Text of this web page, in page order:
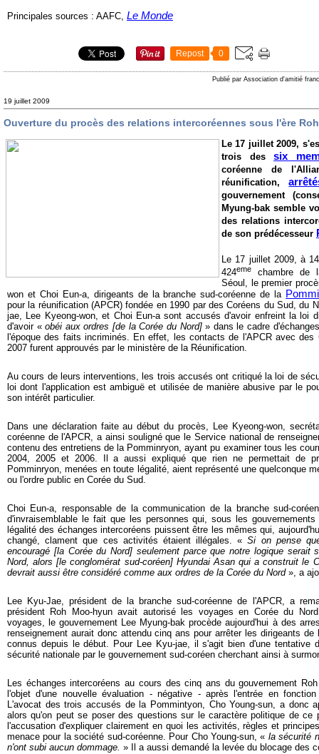
Principales sources : AAFC, Le Monde
Repost 0
Publié par Association d'amitié
19 juillet 2009
Ouverture du procès des relations intercoréennes sous l'ère
Le 17 juillet 2009,
trois dessix
coréenne de
réunification,
gouvernement
Myung-bak semble
des relations
de son prédécesseur
Le 17 juillet 2009, à
424eme
chambre de
Séoul, le premier
won et Choi Eun-a, dirigeants de la branche sud-coréenne de la
pour la réunification (APCR) fondée en 1990 par des Coréens du Sud, du
jae, Lee Kyeong-won, et Choi Eun-a sont accusés d'avoir enfreint la loi
d'avoir «obéi aux ordres [de la Corée du Nord]» dans le cadre
l'époque des faits incriminés. En effet, les contacts de l'APCR avec des
2007 furent approuvés par le ministère de la Réunification.
Au cours de leurs interventions, les trois accusés ont critiqué la loi de
loi dont l'application est ambiguë et utilisée de manière abusive par le
son intérêt particulier.
Dans une déclaration faite au début du procès, Lee Kyeong-won,
coréenne de l'APCR, a ainsi souligné que le Service national de
contenu des entretiens de la Pomminryon, ayant pu examiner tous les
2004, 2005 et 2006. Il a aussi expliqué que rien ne permettait de
Pomminryon, menées en toute légalité, aient représenté une quelconque
ou l'ordre public en Corée du Sud.
Choi Eun-a, responsable de la communication de la branche sud-
d'invraisemblable le fait que les personnes qui, sous les
légalité des échanges intercoréens puissent être les mêmes qui,
changé, clament que ces activités étaient illégales. «Si on pense
encouragé [la Corée du Nord] seulement parce que notre logique serait
Nord, alors [le conglomérat sud-coréen] Hyundai Asan qui a construit le
devrait aussi être considéré comme aux ordres de la Corée du Nord», a
Lee Kyu-Jae, président de la branche sud-coréenne de l'APCR, a
président Roh Moo-hyun avait autorisé les voyages en Corée du
voyages, le gouvernement Lee Myung-bak procède aujourd'hui à des
renseignement aurait donc attendu cinq ans pour arrêter les dirigeants
connus depuis le début. Pour Lee Kyu-jae, il s'agit bien d'une tentative
sécurité nationale par le gouvernement sud-coréen cherchant ainsi à
Les échanges intercoréens au cours des cinq ans du gouvernement
l'objet d'une nouvelle évaluation - négative - après l'entrée en
L'avocat des trois accusés de la Pommintyon, Cho Young-sun, a donc
alors qu'on peut se poser des questions sur le caractère politique de ce
l'accusation d'expliquer clairement en quoi les activités, règles et
menace pour la société sud-coréenne. Pour Cho Young-sun, « la sécurité
n'ont subi aucun dommage. » Il a aussi demandé la levée du blocage des